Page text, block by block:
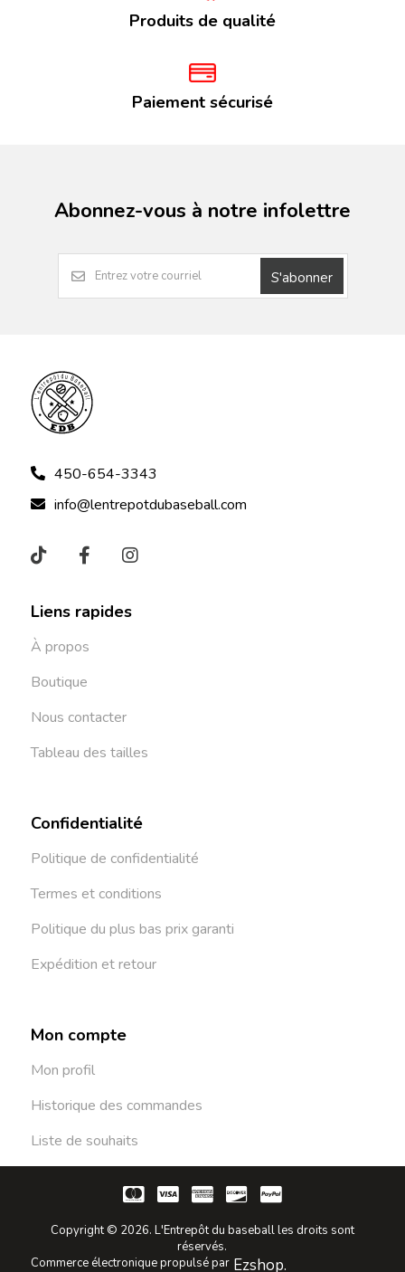
Produits de qualité
Paiement sécurisé
Abonnez-vous à notre infolettre
S'abonner
450-654-3343
info@lentrepotdubaseball.com
Liens rapides
À propos
Boutique
Nous contacter
Tableau des tailles
Confidentialité
Politique de confidentialité
Termes et conditions
Politique du plus bas prix garanti
Expédition et retour
Mon compte
Mon profil
Historique des commandes
Liste de souhaits
Copyright © 2026. L'Entrepôt du baseball les droits sont
réservés.
Commerce électronique propulsé par Ezshop.